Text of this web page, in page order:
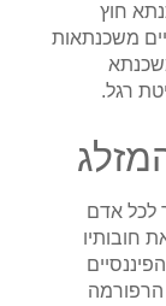
חוץ
משכנתאות
רגל.
לכל אדם
חובותיו